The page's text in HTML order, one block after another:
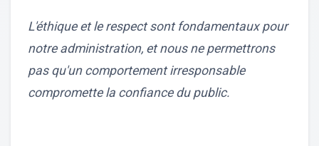
L'éthique et le respect sont fondamentaux pour
notre administration, et nous ne permettrons
pas qu'un comportement irresponsable
compromette la confiance du public.